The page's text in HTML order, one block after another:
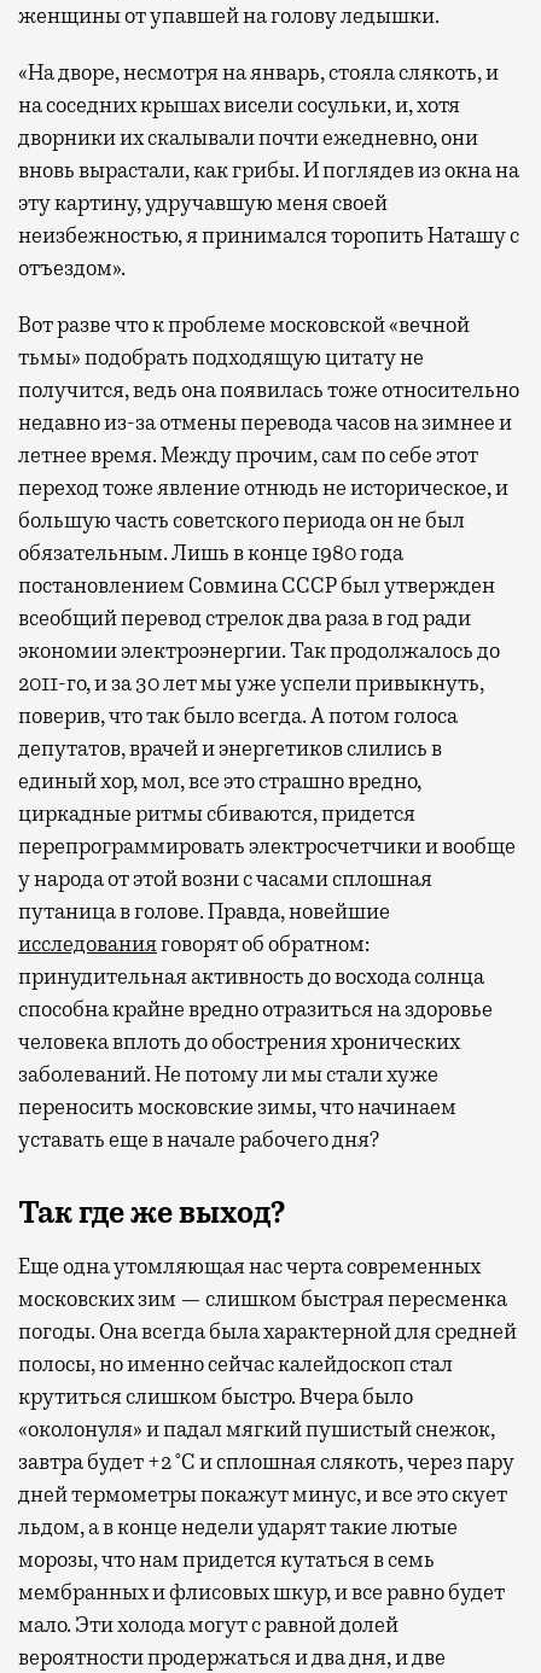
женщины от упавшей на голову ледышки.
«На дворе, несмотря на январь, стояла слякоть, и
на соседних крышах висели сосульки, и, хотя
дворники их скалывали почти ежедневно, они
вновь вырастали, как грибы. И поглядев из окна на
эту картину, удручавшую меня своей
неизбежностью, я принимался торопить Наташу с
отъездом».
Вот разве что к проблеме московской «вечной
тьмы» подобрать подходящую цитату не
получится, ведь она появилась тоже относительно
недавно из-за отмены перевода часов на зимнее и
летнее время. Между прочим, сам по себе этот
переход тоже явление отнюдь не историческое, и
большую часть советского периода он не был
обязательным. Лишь в конце 1980 года
постановлением Совмина СССР был утвержден
всеобщий перевод стрелок два раза в год ради
экономии электроэнергии. Так продолжалось до
2011-го, и за 30 лет мы уже успели привыкнуть,
поверив, что так было всегда. А потом голоса
депутатов, врачей и энергетиков слились в
единый хор, мол, все это страшно вредно,
циркадные ритмы сбиваются, придется
перепрограммировать электросчетчики и вообще
у народа от этой возни с часами сплошная
путаница в голове. Правда, новейшие
исследованияговорят об обратном:
принудительная активность до восхода солнца
способна крайне вредно отразиться на здоровье
человека вплоть до обострения хронических
заболеваний. Не потому ли мы стали хуже
переносить московские зимы, что начинаем
уставать еще в начале рабочего дня?
Так где же выход?
Еще одна утомляющая нас черта современных
московских зим — слишком быстрая пересменка
погоды. Она всегда была характерной для средней
полосы, но именно сейчас калейдоскоп стал
крутиться слишком быстро. Вчера было
«околонуля» и падал мягкий пушистый снежок,
завтра будет +2 °С и сплошная слякоть, через пару
дней термометры покажут минус, и все это скует
льдом, а в конце недели ударят такие лютые
морозы, что нам придется кутаться в семь
мембранных и флисовых шкур, и все равно будет
мало. Эти холода могут с равной долей
вероятности продержаться и два дня, и две